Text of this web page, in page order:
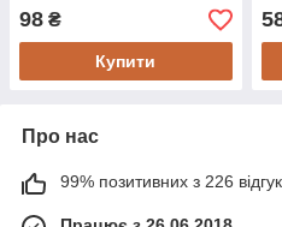
98 ₴
Купити
Про нас
99% позитивних з 226